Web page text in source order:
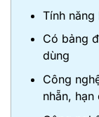
Tính
Có bảng
dùng
Công
nhẵn,